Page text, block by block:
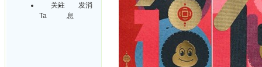
关注
Ta
发消
息